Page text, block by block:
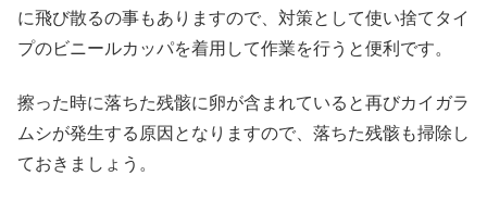
に飛び散るの事もありますので、対策として使い捨てタイ
プのビニールカッパを着用して作業を行うと便利です。
擦った時に落ちた残骸に卵が含まれていると再びカイガラ
ムシが発生する原因となりますので、落ちた残骸も掃除し
ておきましょう。